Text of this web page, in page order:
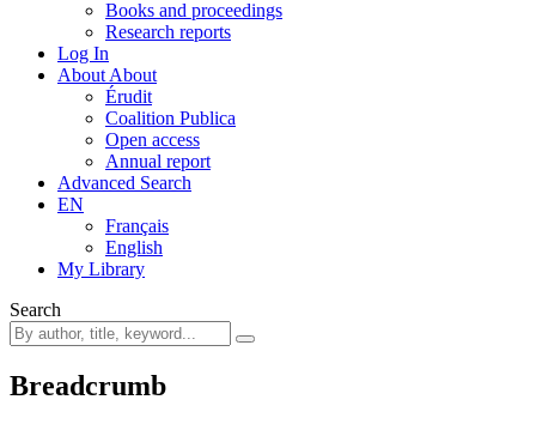
Books and proceedings
Research reports
Log In
About About
Érudit
Coalition Publica
Open access
Annual report
Advanced Search
EN
Français
English
My Library
Search
Breadcrumb